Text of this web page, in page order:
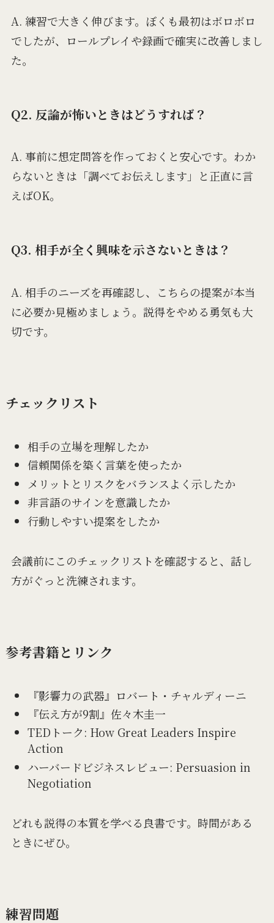
A. 練習で大きく伸びます。ぼくも最初はボロボロ
でしたが、ロールプレイや録画で確実に改善しまし
た。
Q2. 反論が怖いときはどうすれば？
A. 事前に想定問答を作っておくと安心です。わか
らないときは「調べてお伝えします」と正直に言
えばOK。
Q3. 相手が全く興味を示さないときは？
A. 相手のニーズを再確認し、こちらの提案が本当
に必要か見極めましょう。説得をやめる勇気も大
切です。
チェックリスト
相手の立場を理解したか
信頼関係を築く言葉を使ったか
メリットとリスクをバランスよく示したか
非言語のサインを意識したか
行動しやすい提案をしたか
会議前にこのチェックリストを確認すると、話し
方がぐっと洗練されます。
参考書籍とリンク
『影響力の武器』ロバート・チャルディーニ
『伝え方が9割』佐々木圭一
TEDトーク: How Great Leaders Inspire
Action
ハーバードビジネスレビュー: Persuasion in
Negotiation
どれも説得の本質を学べる良書です。時間がある
ときにぜひ。
練習問題